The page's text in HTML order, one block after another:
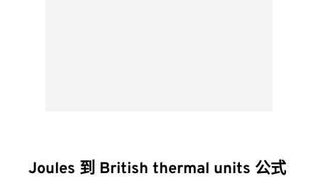
Joules 到 British thermal units 公式